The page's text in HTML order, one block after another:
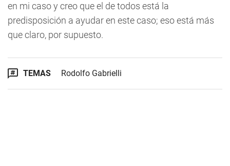
en mi caso y creo que el de todos está la
predisposición a ayudar en este caso; eso está más
que claro, por supuesto.
TEMAS Rodolfo Gabrielli